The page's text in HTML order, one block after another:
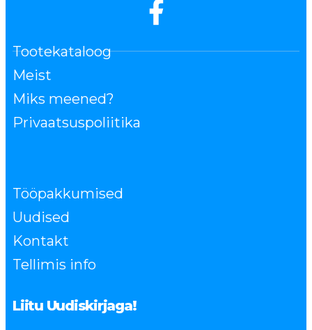
Tootekataloog
Meist
Miks meened?
Privaatsuspoliitika
Tööpakkumised
Uudised
Kontakt
Tellimis info
Liitu Uudiskirjaga!